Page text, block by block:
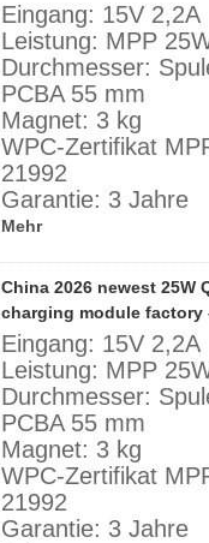
Eingang: 15V 2,2A
Leistung: MPP
Durchmesser:
PCBA 55 mm
Magnet: 3 kg
WPC-Zertifikat
21992
Garantie: 3 Jahre
Mehr
China 2026 newest 25W
charging module factory
Eingang: 15V 2,2A
Leistung: MPP
Durchmesser:
PCBA 55 mm
Magnet: 3 kg
WPC-Zertifikat
21992
Garantie: 3 Jahre